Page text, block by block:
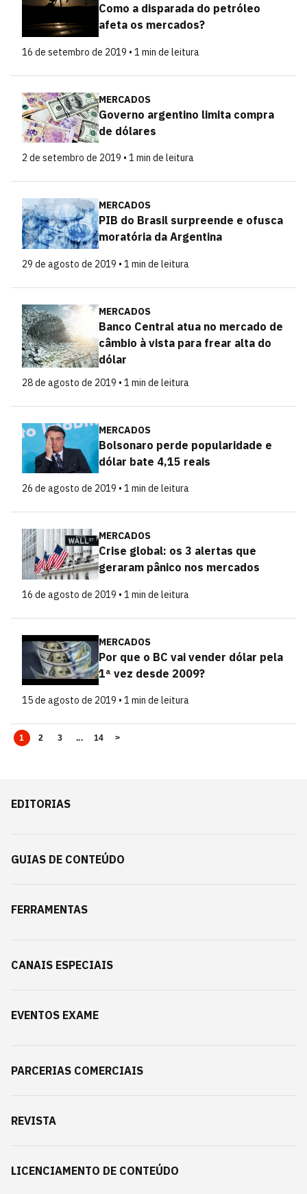
Como a disparada do petróleo
afeta os mercados?
16 de setembro de 2019 • 1 min de leitura
MERCADOS
Governo argentino limita compra
de dólares
2 de setembro de 2019 • 1 min de leitura
MERCADOS
PIB do Brasil surpreende e ofusca
moratória da Argentina
29 de agosto de 2019 • 1 min de leitura
MERCADOS
Banco Central atua no mercado de
câmbio à vista para frear alta do
dólar
28 de agosto de 2019 • 1 min de leitura
MERCADOS
Bolsonaro perde popularidade e
dólar bate 4,15 reais
26 de agosto de 2019 • 1 min de leitura
MERCADOS
Crise global: os 3 alertas que
geraram pânico nos mercados
16 de agosto de 2019 • 1 min de leitura
MERCADOS
Por que o BC vai vender dólar pela
1ª vez desde 2009?
15 de agosto de 2019 • 1 min de leitura
1 2 3 ... 14 >
EDITORIAS
GUIAS DE CONTEÚDO
FERRAMENTAS
CANAIS ESPECIAIS
EVENTOS EXAME
PARCERIAS COMERCIAIS
REVISTA
LICENCIAMENTO DE CONTEÚDO